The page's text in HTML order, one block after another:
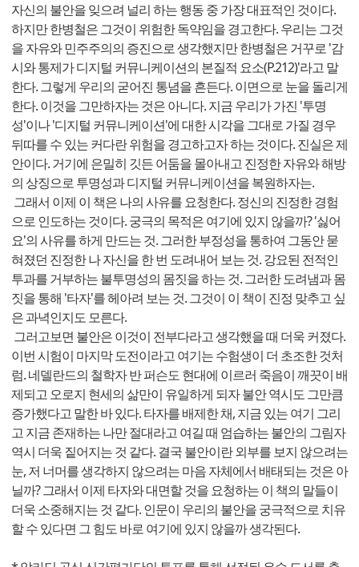
자신의 불안을 잊으려 널리 하는 행동 중 가장 대표적인 것이다.
하지만 한병철은 그것이 위험한 독약임을 경고한다. 우리는 그것
을 자유와 민주주의의 증진으로 생각했지만 한병철은 거꾸로 '감
시와 통제가 디지털 커뮤니케이션의 본질적 요소(P.212)'라고 말
한다. 그렇게 우리의 굳어진 통념을 흔든다. 이면으로 눈을 돌리게
한다. 이것을 그만하자는 것은 아니다. 지금 우리가 가진 '투명
성'이나 '디지털 커뮤니케이션'에 대한 시각을 그대로 가질 경우
뒤따를 수 있는 커다란 위험을 경고하고자 하는 것이다. 진실은 제
안이다. 거기에 은밀히 깃든 어둠을 몰아내고 진정한 자유와 해방
의 상징으로 투명성과 디지털 커뮤니케이션을 복원하자는.
그래서 이제 이 책은 나의 사유를 요청한다. 정신의 진정한 경험
으로 인도하는 것이다. 궁극의 목적은 여기에 있지 않을까? '싫어
요'의 사유를 하게 만드는 것. 그러한 부정성을 통하여 그동안 묻
혀졌던 진정한 나 자신을 한 번 도려내어 보는 것. 강요된 전적인
투과를 거부하는 불투명성의 몸짓을 하는 것. 그러한 도려냄과 몸
짓을 통해 '타자'를 헤아려 보는 것. 그것이 이 책이 진정 맞추고 싶
은 과녁인지도 모른다.
그러고보면 불안은 이것이 전부다라고 생각했을 때 더욱 커졌다.
이번 시험이 마지막 도전이라고 여기는 수험생이 더 초조한 것처
럼. 네델란드의 철학자 반 퍼슨도 현대에 이르러 죽음이 깨끗이 배
제되고 오로지 현세의 삶만이 유일하게 되자 불안 역시도 그만큼
증가했다고 말한 바 있다. 타자를 배제한 채, 지금 있는 여기 그리
고 지금 존재하는 나만 절대라고 여길 때 엄습하는 불안의 그림자
역시 더욱 짙어지는 것 같다. 결국 불안이란 외부를 보지 않으려는
눈, 저 너머를 생각하지 않으려는 마음 자체에서 배태되는 것은 아
닐까? 그래서 이제 타자와 대면할 것을 요청하는 이 책의 말들이
더욱 소중해지는 것 같다. 인문이 우리의 불안을 궁극적으로 치유
할 수 있다면 그 힘도 바로 여기에 있지 않을까 생각된다.